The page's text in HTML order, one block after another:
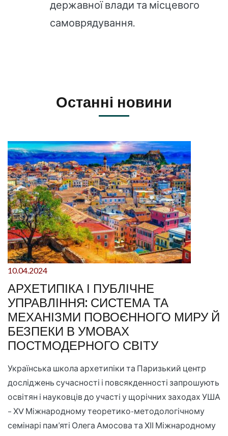
державної влади та місцевого
самоврядування.
Останні новини
10.04.2024
АРХЕТИПІКА І ПУБЛІЧНЕ
УПРАВЛІННЯ: СИСТЕМА ТА
МЕХАНІЗМИ ПОВОЄННОГО МИРУ Й
БЕЗПЕКИ В УМОВАХ
ПОСТМОДЕРНОГО СВІТУ
Українська школа архетипіки та Паризький центр
досліджень сучасності і повсякденності запрошують
освітян і науковців до участі у щорічних заходах УША
– ХV Міжнародному теоретико-методологічному
семінарі пам’яті Олега Амосова та ХІІ Міжнародному